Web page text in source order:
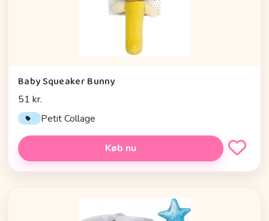
Baby Squeaker Bunny
51 kr.
Petit Collage
Køb nu